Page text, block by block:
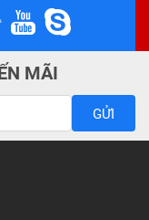
MÃI
GỬI